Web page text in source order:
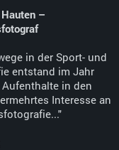
–
in der Sport- und
entstand im Jahr
Aufenthalte in den
Interesse an